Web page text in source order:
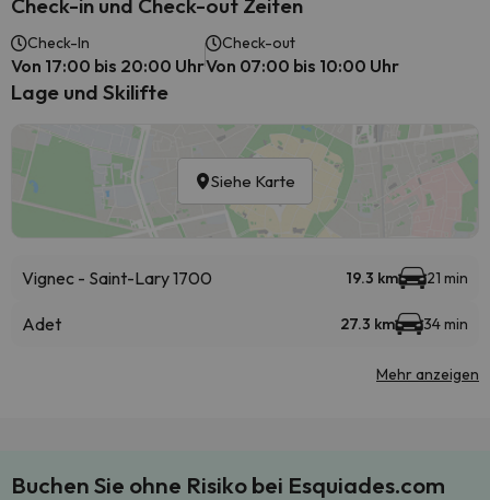
Check-in und Check-out Zeiten
Check-In
Von 17:00 bis 20:00 Uhr
Check-out
Von 07:00 bis 10:00 Uhr
Lage und Skilifte
Siehe Karte
Vignec - Saint-Lary 1700 19.3 km 21 min
Adet 27.3 km 34 min
Mehr anzeigen
Buchen Sie ohne Risiko bei Esquiades.com